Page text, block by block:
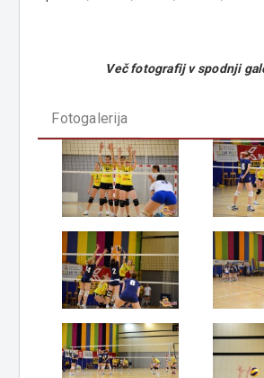
Več fotografij v spodnji
Fotogalerija